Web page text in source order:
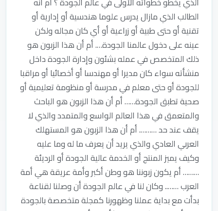
الطالب الذي مازال يدرس علوما هندسية أو إدارية أو
تقنية أو حتى طبية أو زراعية أو أي كان مجاله ولكن
عينه على دخول عالمنا الجودة…. أم أن هذا الزبون هو
ذلك المتخصص في عمله بشئون وإدارة الجودة داخل
منشأته سواء كان مديرا أو مهندسا أو أخصائيا أو مراقبا
للجودة أو حتى معلم في مدرسة أو منظومة تعليمية أو
صحية تطبق الجودة…… أم أن هذا الزبون هو الباحث
والمتعمق في هذا العالم الواسع والمتمدد والذي لا
يقف عند حد ………. أم أن هذا الزبون هو المستهلك
العربي العادي والذي يريد أن يعرف ما له وما عليه
وكيف يميز المنتج أو الخدمة عالية الجودة أو الرديئة
……… أم يكون زبوننا هو وطن أكبر وأمة عريقة هي أمة
العرب …….. وكان لنا في عالم الجودة أن وصلنا لقناعة
بدأت مع بداية عملنا وظهورنا كمجلة متخصصة بالجودة